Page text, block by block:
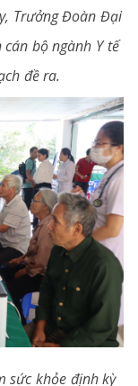
Trưởng Đoàn Đại
bộ ngành Y tế
đề ra.
sức khỏe định kỳ